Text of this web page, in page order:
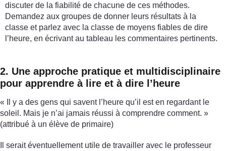
discuter de la fiabilité de chacune de ces méthodes.
Demandez aux groupes de donner leurs résultats à la
classe et parlez avec la classe de moyens fiables de dire
l’heure, en écrivant au tableau les commentaires pertinents.
2. Une approche pratique et multidisciplinaire
pour apprendre à lire et à dire l’heure
« Il y a des gens qui savent l’heure qu’il est en regardant le
soleil. Mais je n’ai jamais réussi à comprendre comment. »
(attribué à un élève de primaire)
Il serait éventuellement utile de travailler avec le professeur